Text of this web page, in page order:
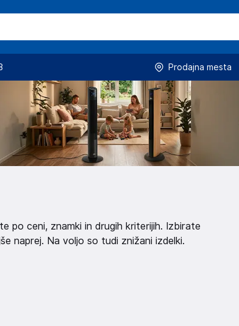
Prodajna mesta
po ceni, znamki in drugih kriterijih. Izbirate
naprej. Na voljo so tudi znižani izdelki.